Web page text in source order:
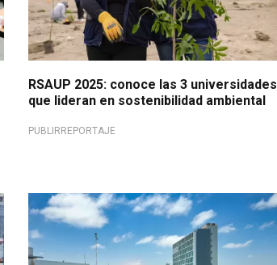
RSAUP 2025: conoce las 3 universidades
que lideran en sostenibilidad ambiental
PUBLIRREPORTAJE
Certificación Great Place to Work